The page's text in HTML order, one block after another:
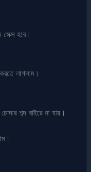
হবে।
লাগলাম।
শব্দ বাইরে না যায়।